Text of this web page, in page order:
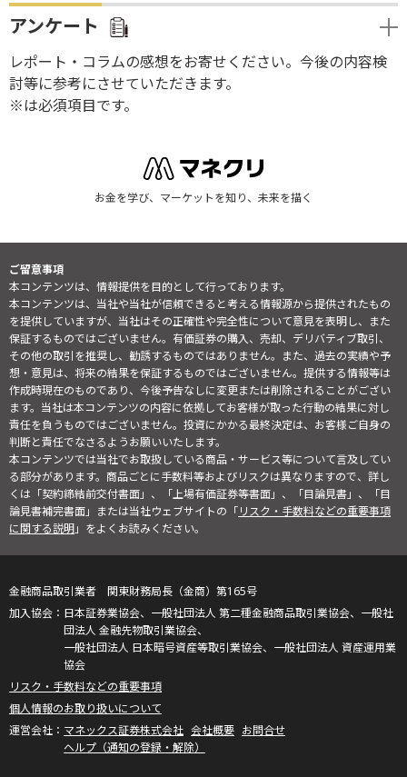
アンケート
レポート・コラムの感想をお寄せください。今後の内容検
討等に参考にさせていただきます。
※は必須項目です。
お金を学び、マーケットを知り、未来を描く
ご留意事項
本コンテンツは、情報提供を目的として行っております。
本コンテンツは、当社や当社が信頼できると考える情報源から提供されたもの
を提供していますが、当社はその正確性や完全性について意見を表明し、また
保証するものではございません。有価証券の購入、売却、デリバティブ取引、
その他の取引を推奨し、勧誘するものではありません。また、過去の実績や予
想・意見は、将来の結果を保証するものではございません。提供する情報等は
作成時現在のものであり、今後予告なしに変更または削除されることがござい
ます。当社は本コンテンツの内容に依拠してお客様が取った行動の結果に対し
責任を負うものではございません。投資にかかる最終決定は、お客様ご自身の
判断と責任でなさるようお願いいたします。
本コンテンツでは当社でお取扱している商品・サービス等について言及してい
る部分があります。商品ごとに手数料等およびリスクは異なりますので、詳し
くは「契約締結前交付書面」、「上場有価証券等書面」、「目論見書」、「目
論見書補完書面」または当社ウェブサイトの「リスク・手数料などの重要事項
に関する説明」をよくお読みください。
金融商品取引業者 関東財務局長（金商）第165号
日本証券業協会、一般社団法人 第二種金融商品取引業協会、一般社
団法人 金融先物取引業協会、
一般社団法人 日本暗号資産等取引業協会、一般社団法人 資産運用業
協会
リスク・手数料などの重要事項
個人情報のお取り扱いについて
マネックス証券株式会社 会社概要 お問合せ
ヘルプ（通知の登録・解除）